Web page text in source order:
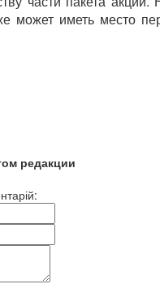
иметь место
редакции